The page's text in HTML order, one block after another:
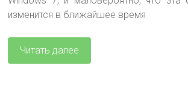
изменится в ближайшее время
Читать далее